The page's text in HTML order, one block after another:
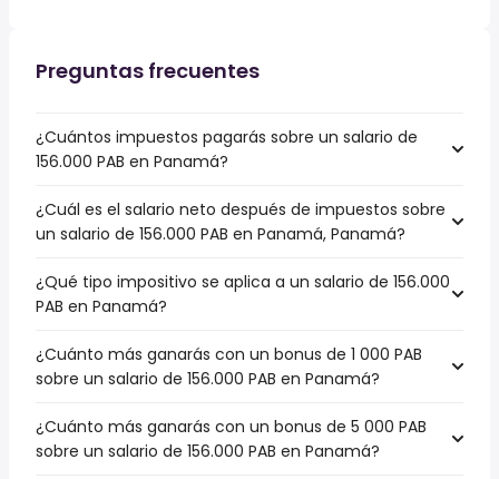
Preguntas frecuentes
¿Cuántos impuestos pagarás sobre un salario de
156.000 PAB en Panamá?
¿Cuál es el salario neto después de impuestos sobre
un salario de 156.000 PAB en Panamá, Panamá?
¿Qué tipo impositivo se aplica a un salario de 156.000
PAB en Panamá?
¿Cuánto más ganarás con un bonus de 1 000 PAB
sobre un salario de 156.000 PAB en Panamá?
¿Cuánto más ganarás con un bonus de 5 000 PAB
sobre un salario de 156.000 PAB en Panamá?